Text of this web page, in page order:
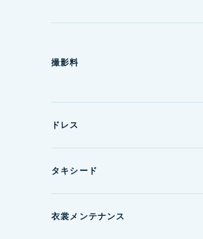
撮影料
ドレス
タキシード
衣裳メンテナンス